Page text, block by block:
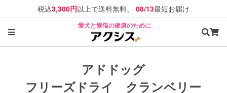
税込3,300円以上で送料無料、 08/13最短お届け
愛犬と愛猫の健康のために
アドドッグ
フリーズドライ クランベリー